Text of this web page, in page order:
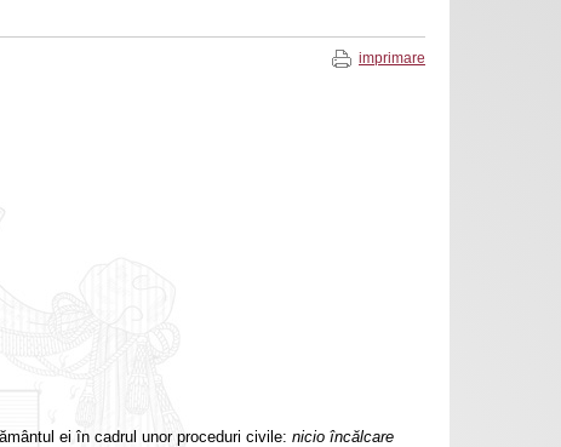
imprimare
ei în cadrul unor proceduri civile: nicio încălcare